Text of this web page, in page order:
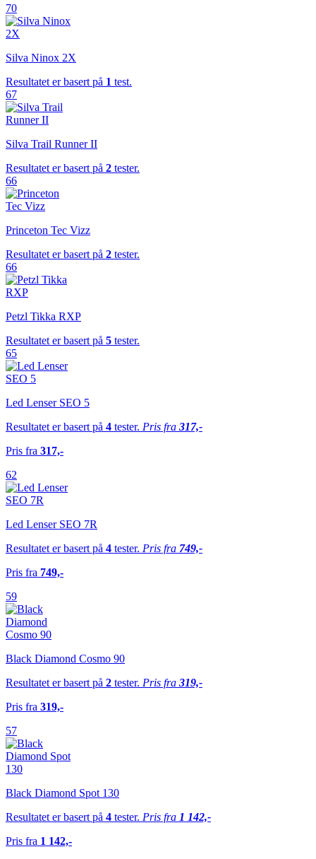
70
Silva Ninox 2X
Resultatet er basert på 1 test.
67
Silva Trail Runner II
Resultatet er basert på 2 tester.
66
Princeton Tec Vizz
Resultatet er basert på 2 tester.
66
Petzl Tikka RXP
Resultatet er basert på 5 tester.
65
Led Lenser SEO 5
Resultatet er basert på 4 tester. Pris fra 317,-
Pris fra 317,-
62
Led Lenser SEO 7R
Resultatet er basert på 4 tester. Pris fra 749,-
Pris fra 749,-
59
Black Diamond Cosmo 90
Resultatet er basert på 2 tester. Pris fra 319,-
Pris fra 319,-
57
Black Diamond Spot 130
Resultatet er basert på 4 tester. Pris fra 1 142,-
Pris fra 1 142,-